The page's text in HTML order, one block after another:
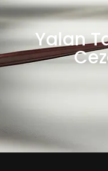
Yalan